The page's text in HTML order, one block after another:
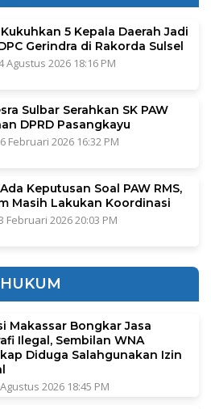
5 Kepala Daerah Jadi
Gerindra di Rakorda Sulsel
Agustus 2026 18:16 PM
Sulbar Serahkan SK PAW
DPRD Pasangkayu
Februari 2026 16:32 PM
Keputusan Soal PAW RMS,
Masih Lakukan Koordinasi
Februari 2026 20:03 PM
HUKUM
Makassar Bongkar Jasa
Ilegal, Sembilan WNA
Diduga Salahgunakan Izin
2026 18:45 PM